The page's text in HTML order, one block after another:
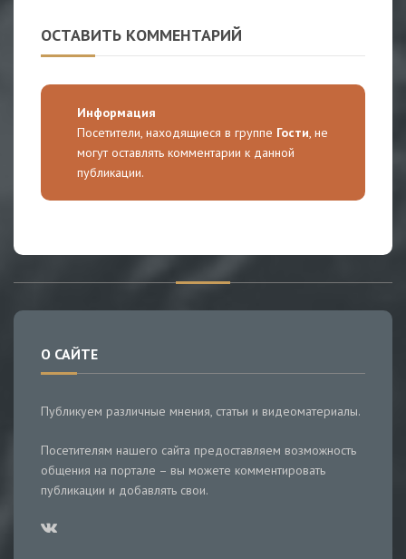
ОСТАВИТЬ КОММЕНТАРИЙ
Информация
Посетители, находящиеся в группе Гости, не
могут оставлять комментарии к данной
публикации.
О САЙТЕ
Публикуем различные мнения, статьи и видеоматериалы.
Посетителям нашего сайта предоставляем возможность
общения на портале – вы можете комментировать
публикации и добавлять свои.